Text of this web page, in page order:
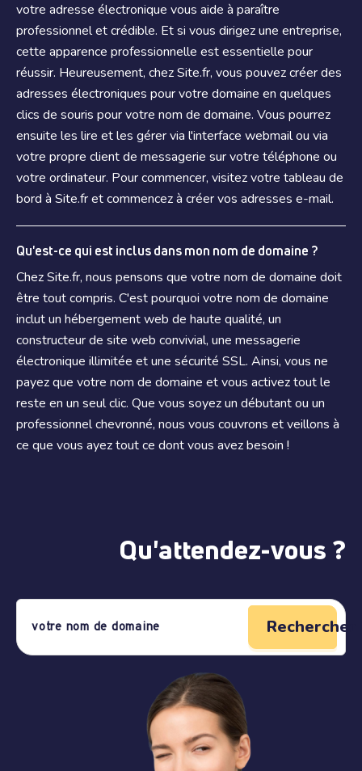
votre adresse électronique vous aide à paraître
professionnel et crédible. Et si vous dirigez une entreprise,
cette apparence professionnelle est essentielle pour
réussir. Heureusement, chez Site.fr, vous pouvez créer des
adresses électroniques pour votre domaine en quelques
clics de souris pour votre nom de domaine. Vous pourrez
ensuite les lire et les gérer via l'interface webmail ou via
votre propre client de messagerie sur votre téléphone ou
votre ordinateur. Pour commencer, visitez votre tableau de
bord à Site.fr et commencez à créer vos adresses e-mail.
Qu'est-ce qui est inclus dans mon nom de domaine ?
Chez Site.fr, nous pensons que votre nom de domaine doit
être tout compris. C'est pourquoi votre nom de domaine
inclut un hébergement web de haute qualité, un
constructeur de site web convivial, une messagerie
électronique illimitée et une sécurité SSL. Ainsi, vous ne
payez que votre nom de domaine et vous activez tout le
reste en un seul clic. Que vous soyez un débutant ou un
professionnel chevronné, nous vous couvrons et veillons à
ce que vous ayez tout ce dont vous avez besoin !
Qu'attendez-vous ?
Rechercher